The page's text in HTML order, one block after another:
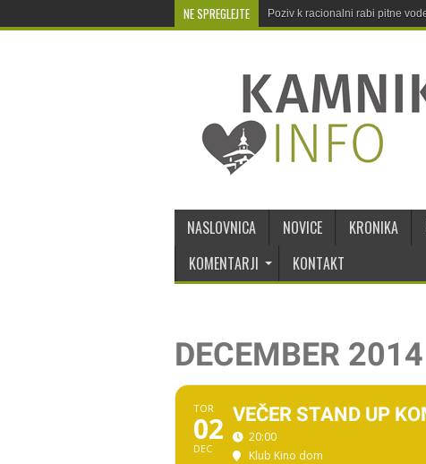
NE SPREGLEJTE Poziv k racionalni rabi pitne
NASLOVNICA NOVICE KRONIKA
KOMENTARJI
KONTAKT
DECEMBER 2014
TOR
02
DEC
VEČER STAND UP
20:00
Klub Kino dom